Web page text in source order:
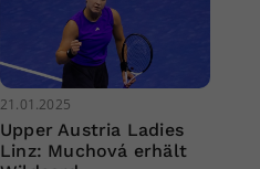
21.01.2025
Upper Austria Ladies
Linz: Muchová erhält